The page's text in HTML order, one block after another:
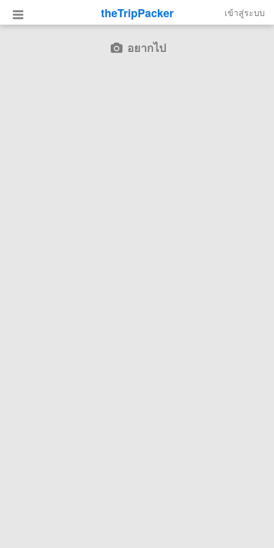
theTripPacker เข้าสู่ระบบ
อยากไป